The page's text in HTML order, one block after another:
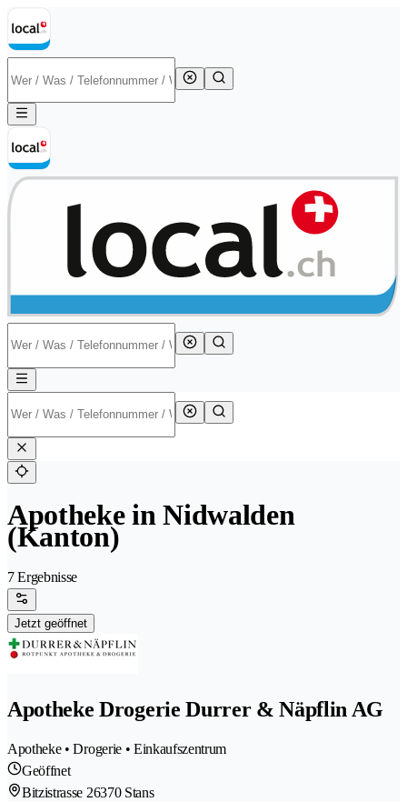
Apotheke in Nidwalden
(Kanton)
7 Ergebnisse
Jetzt geöffnet
Apotheke Drogerie Durrer & Näpflin AG
Apotheke • Drogerie • Einkaufszentrum
Geöffnet
Bitzistrasse 26370 Stans